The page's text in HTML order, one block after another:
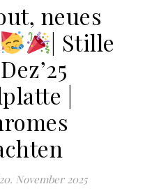
neues
​​| Stille
|
20. November 2025